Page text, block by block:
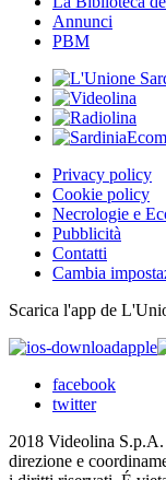
Annunci
PBM
Privacy policy
Cookie policy
Necrologie e
Pubblicità
Contatti
Cambia
Scarica l'app de
apple
facebook
twitter
2018 Videolina S.p.A.
direzione e